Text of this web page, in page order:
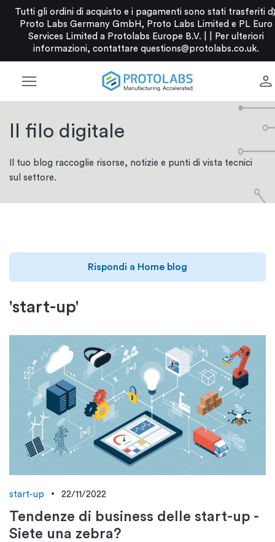
Tutti gli ordini di acquisto e i pagamenti sono stati trasferiti
Proto Labs Germany GmbH, Proto Labs Limited e PL Euro
Services Limited a Protolabs Europe B.V. |
Per ulteriori
informazioni, contattare questions@protolabs.co.uk.
menu person
Il filo digitale
Il tuo blog raccoglie risorse, notizie e punti di vista tecnici
sul settore.
'start-up'
Rispondi a Home blog
start-up 22/11/2022
Tendenze di business delle start-up -
Siete una zebra?